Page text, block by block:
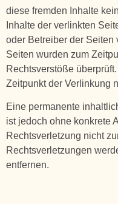
diese fremden Inhalte
Inhalte der verlinkten
oder Betreiber der Seiten
Seiten wurden zum
Rechtsverstöße
Zeitpunkt der Verlinkung
Eine permanente
ist jedoch ohne konkrete
Rechtsverletzung nicht
Rechtsverletzungen
entfernen.